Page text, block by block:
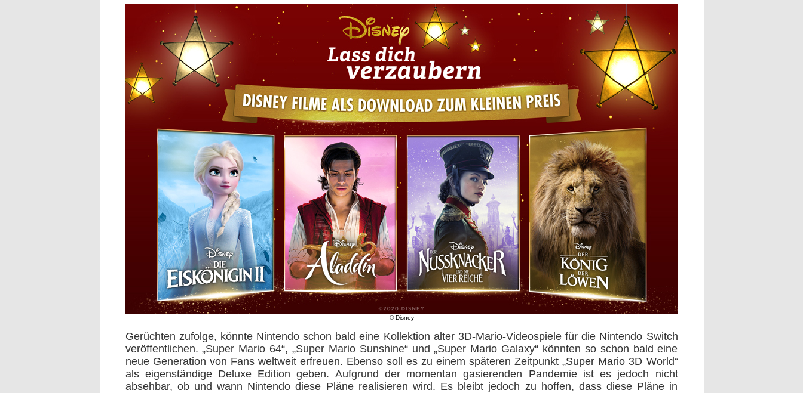
© Disney
Gerüchten zufolge, könnte Nintendo schon bald eine Kollektion alter 3D-Mario-Videospiele für die Nintendo Switch
veröffentlichen. „Super Mario 64“, „Super Mario Sunshine“ und „Super Mario Galaxy“ könnten so schon bald eine
neue Generation von Fans weltweit erfreuen. Ebenso soll es zu einem späteren Zeitpunkt „Super Mario 3D World“
als eigenständige Deluxe Edition geben. Aufgrund der momentan gasierenden Pandemie ist es jedoch nicht
absehbar, ob und wann Nintendo diese Pläne realisieren wird. Es bleibt jedoch zu hoffen, dass diese Pläne in